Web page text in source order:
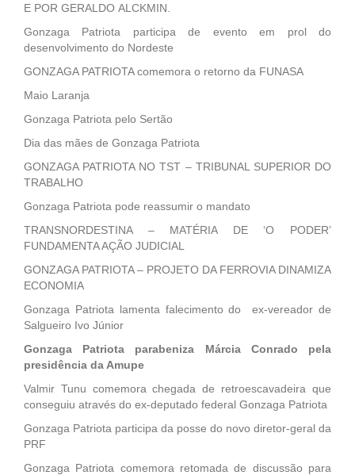
E POR GERALDO ALCKMIN.
Gonzaga Patriota participa de evento em prol do
desenvolvimento do Nordeste
GONZAGA PATRIOTA comemora o retorno da FUNASA
Maio Laranja
Gonzaga Patriota pelo Sertão
Dia das mães de Gonzaga Patriota
GONZAGA PATRIOTA NO TST – TRIBUNAL SUPERIOR DO
TRABALHO
Gonzaga Patriota pode reassumir o mandato
TRANSNORDESTINA – MATÉRIA DE ‘O PODER’
FUNDAMENTA AÇÃO JUDICIAL
GONZAGA PATRIOTA – PROJETO DA FERROVIA DINAMIZA
ECONOMIA
Gonzaga Patriota lamenta falecimento do ex-vereador de
Salgueiro Ivo Júnior
Gonzaga Patriota parabeniza Márcia Conrado pela
presidência da Amupe
Valmir Tunu comemora chegada de retroescavadeira que
conseguiu através do ex-deputado federal Gonzaga Patriota
Gonzaga Patriota participa da posse do novo diretor-geral da
PRF
Gonzaga Patriota comemora retomada de discussão para